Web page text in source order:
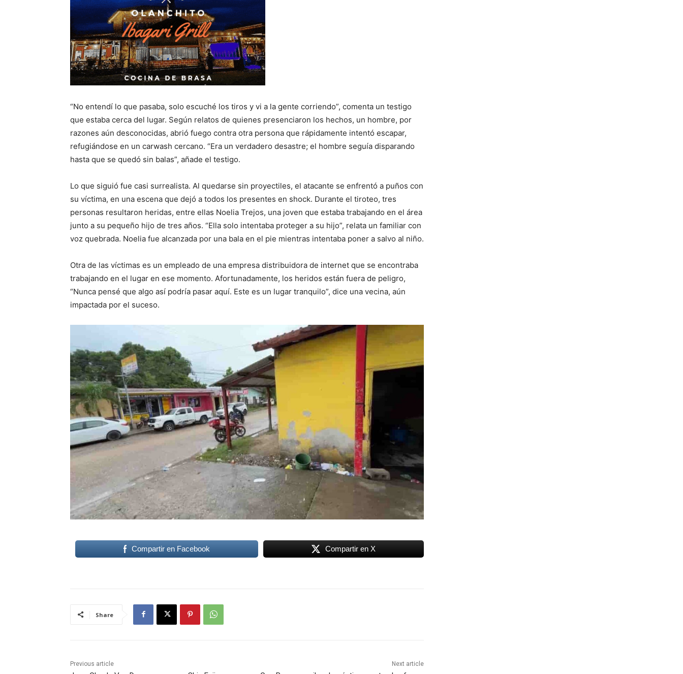
“No entendí lo que pasaba, solo escuché los tiros y vi a la gente corriendo”, comenta un testigo
que estaba cerca del lugar. Según relatos de quienes presenciaron los hechos, un hombre, por
razones aún desconocidas, abrió fuego contra otra persona que rápidamente intentó escapar,
refugiándose en un carwash cercano. “Era un verdadero desastre; el hombre seguía disparando
hasta que se quedó sin balas”, añade el testigo.
Lo que siguió fue casi surrealista. Al quedarse sin proyectiles, el atacante se enfrentó a puños con
su víctima, en una escena que dejó a todos los presentes en shock. Durante el tiroteo, tres
personas resultaron heridas, entre ellas Noelia Trejos, una joven que estaba trabajando en el área
junto a su pequeño hijo de tres años. “Ella solo intentaba proteger a su hijo”, relata un familiar con
voz quebrada. Noelia fue alcanzada por una bala en el pie mientras intentaba poner a salvo al niño.
Otra de las víctimas es un empleado de una empresa distribuidora de internet que se encontraba
trabajando en el lugar en ese momento. Afortunadamente, los heridos están fuera de peligro,
“Nunca pensé que algo así podría pasar aquí. Este es un lugar tranquilo”, dice una vecina, aún
impactada por el suceso.
Compartir en Facebook Compartir en X
Share
Previous article Next article